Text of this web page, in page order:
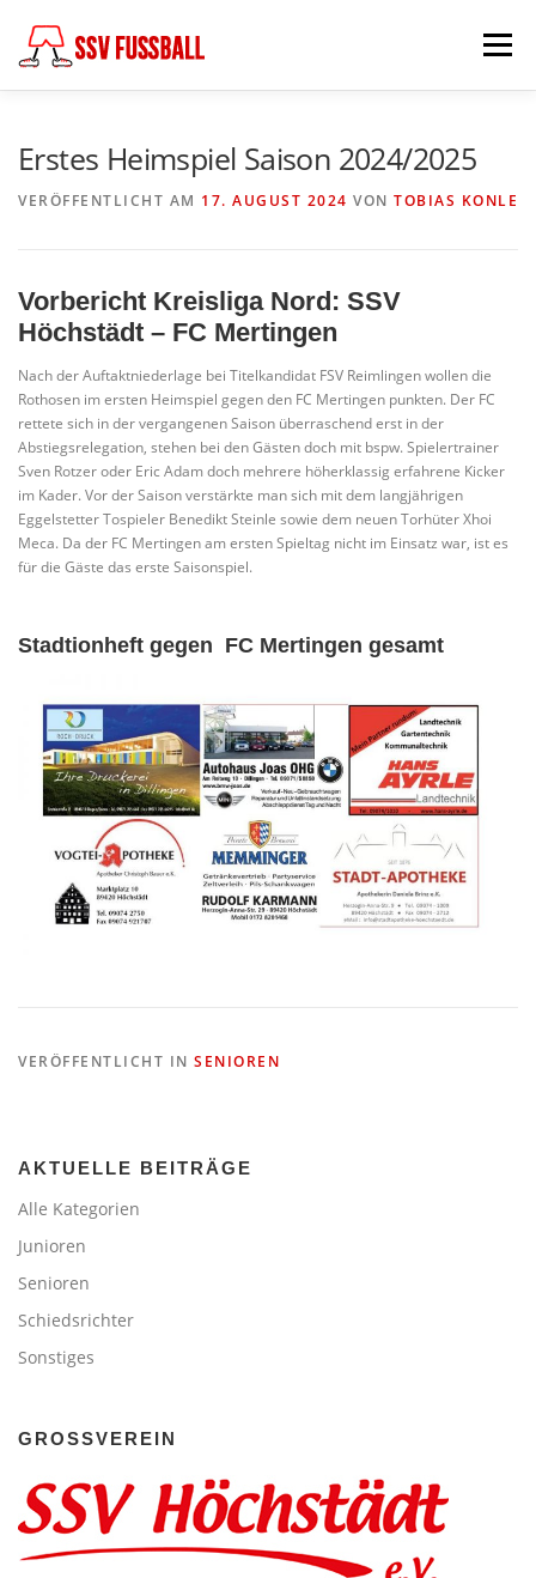
Inhalt
springen
Menü
FÖDERKREIS SCHIEDSRICHTER CHRONIK
KONTAKT
Erstes Heimspiel Saison 2024/2025
VERÖFFENTLICHT AM 17. AUGUST 2024 VON TOBIAS KONLE
Vorbericht Kreisliga Nord: SSV
Höchstädt – FC Mertingen
Nach der Auftaktniederlage bei Titelkandidat FSV Reimlingen wollen die
Rothosen im ersten Heimspiel gegen den FC Mertingen punkten. Der FC
rettete sich in der vergangenen Saison überraschend erst in der
Abstiegsrelegation, stehen bei den Gästen doch mit bspw. Spielertrainer
Sven Rotzer oder Eric Adam doch mehrere höherklassig erfahrene Kicker
im Kader. Vor der Saison verstärkte man sich mit dem langjährigen
Eggelstetter Tospieler Benedikt Steinle sowie dem neuen Torhüter Xhoi
Meca. Da der FC Mertingen am ersten Spieltag nicht im Einsatz war, ist es
für die Gäste das erste Saisonspiel.
Stadtionheft gegen FC Mertingen gesamt
VERÖFFENTLICHT IN SENIOREN
AKTUELLE BEITRÄGE
Alle Kategorien
Junioren
Senioren
Schiedsrichter
Sonstiges
GROSSVEREIN